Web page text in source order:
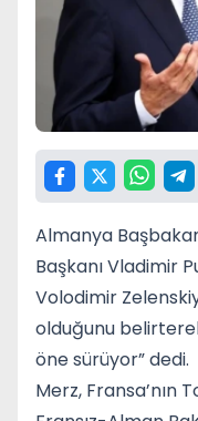
Almanya
Başkanı Vladimir
Volodimir
olduğunu
öne sürüyor” dedi.
Merz, Fransa’nın